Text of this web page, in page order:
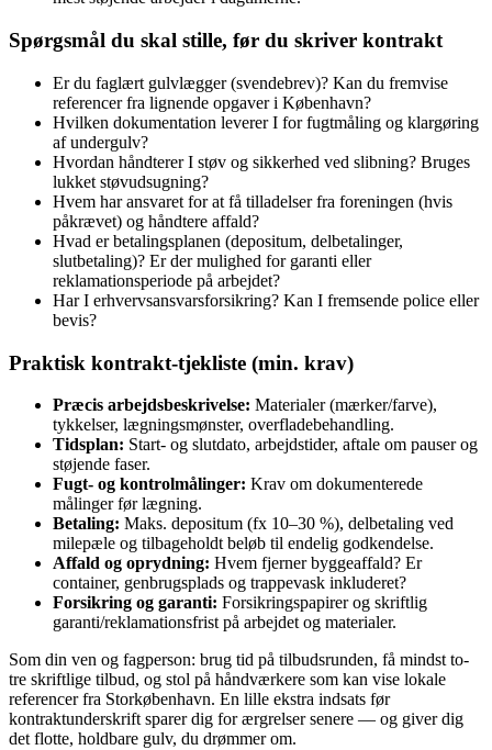
Spørgsmål du skal stille, før du skriver kontrakt
Er du faglært gulvlægger (svendebrev)? Kan du fremvise
referencer fra lignende opgaver i København?
Hvilken dokumentation leverer I for fugtmåling og klargøring
af undergulv?
Hvordan håndterer I støv og sikkerhed ved slibning? Bruges
lukket støvudsugning?
Hvem har ansvaret for at få tilladelser fra foreningen (hvis
påkrævet) og håndtere affald?
Hvad er betalingsplanen (depositum, delbetalinger,
slutbetaling)? Er der mulighed for garanti eller
reklamationsperiode på arbejdet?
Har I erhvervsansvarsforsikring? Kan I fremsende police eller
bevis?
Praktisk kontrakt‑tjekliste (min. krav)
Præcis arbejdsbeskrivelse: Materialer (mærker/farve),
tykkelser, lægningsmønster, overfladebehandling.
Tidsplan: Start‑ og slutdato, arbejdstider, aftale om pauser og
støjende faser.
Fugt- og kontrolmålinger: Krav om dokumenterede
målinger før lægning.
Betaling: Maks. depositum (fx 10–30 %), delbetaling ved
milepæle og tilbageholdt beløb til endelig godkendelse.
Affald og oprydning: Hvem fjerner byggeaffald? Er
container, genbrugsplads og trappevask inkluderet?
Forsikring og garanti: Forsikringspapirer og skriftlig
garanti/reklamationsfrist på arbejdet og materialer.
Som din ven og fagperson: brug tid på tilbudsrunden, få mindst to-
tre skriftlige tilbud, og stol på håndværkere som kan vise lokale
referencer fra Storkøbenhavn. En lille ekstra indsats før
kontraktunderskrift sparer dig for ærgrelser senere — og giver dig
det flotte, holdbare gulv, du drømmer om.